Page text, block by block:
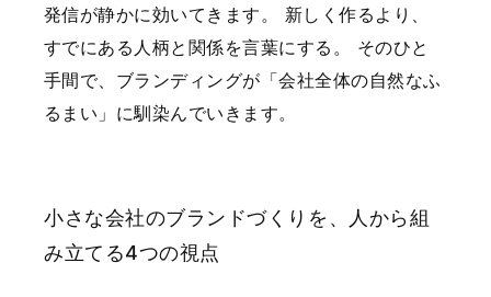
発信が静かに効いてきます。
新しく作るより、
すでにある人柄と関係を言葉にする。
そのひと
手間で、ブランディングが「会社全体の自然なふ
るまい」に馴染んでいきます。
小さな会社のブランドづくりを、人から組
み立てる4つの視点